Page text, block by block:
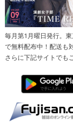
毎月第1月曜日発行。
で無料配布中！配送も
さらに下記サイトでも